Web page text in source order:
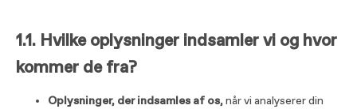
1.1. Hvilke oplysninger indsamler vi og hvor
kommer de fra?
Oplysninger, der indsamles af os,når vi analyserer din